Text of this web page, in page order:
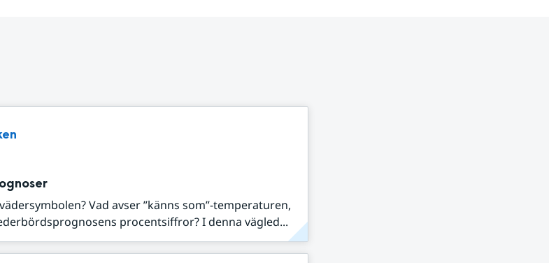
Vad avser ”känns som”-temperaturen,
procentsiffror? I denna vägled...